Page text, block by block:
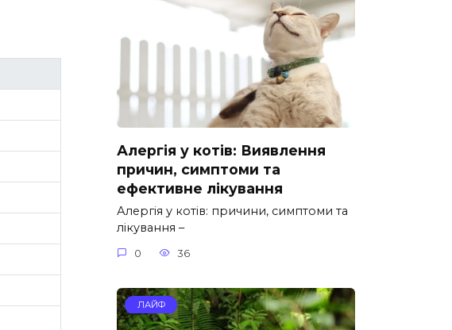
Алергія у котів: Виявлення
причин, симптоми та
ефективне лікування
Алергія у котів: причини, симптоми та
лікування –
0 36
ЛАЙФ